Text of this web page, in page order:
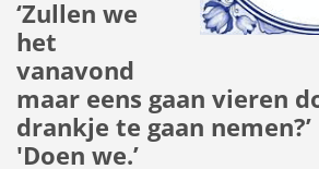
‘Zullen we
het
vanavond
maar eens gaan vieren
drankje te gaan nemen?’
'Doen we.’